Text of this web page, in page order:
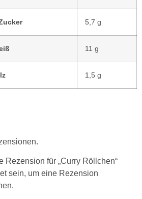
5,7 g
11 g
1,5 g
Rezension für „Curry Röllchen“
sein, um eine Rezension